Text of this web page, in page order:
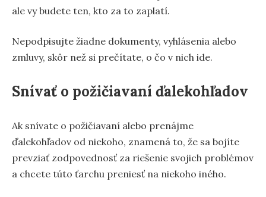
ale vy budete ten, kto za to zaplatí.
Nepodpisujte žiadne dokumenty, vyhlásenia alebo
zmluvy, skôr než si prečítate, o čo v nich ide.
Snívať o požičiavaní ďalekohľadov
Ak snívate o požičiavaní alebo prenájme
ďalekohľadov od niekoho, znamená to, že sa bojíte
prevziať zodpovednosť za riešenie svojich problémov
a chcete túto ťarchu preniesť na niekoho iného.